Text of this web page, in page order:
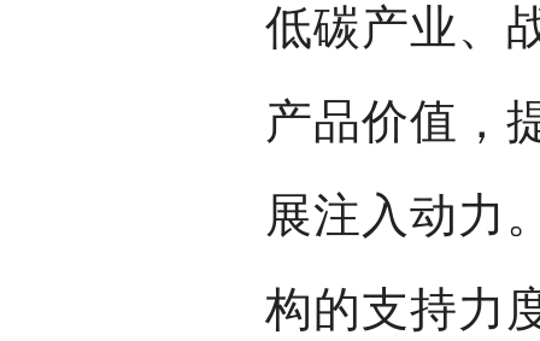
低碳产业、
产品价值，
展注入动力
构的支持力